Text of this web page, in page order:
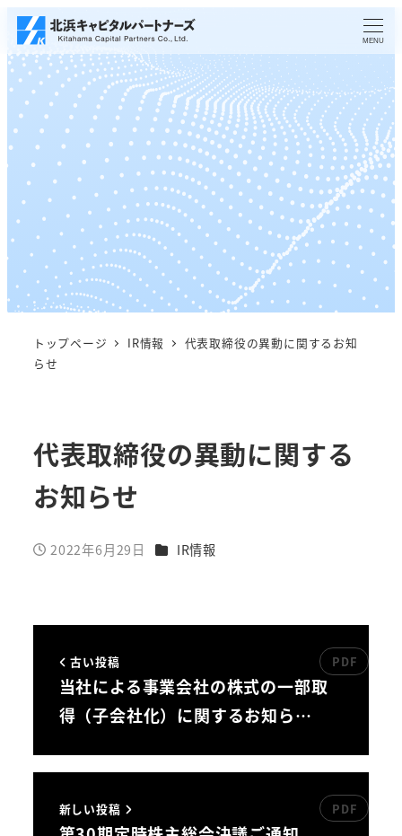
メ
イ
ン
コ
ン
テ
ン
へ
移
MENU
トップページ IR情報
代表取締役の異動に関するお知
らせ
代表取締役の異動に関する
お知らせ
投稿日
2022年6月29日 カテゴリー
IR情報
古い投稿
当社による事業会社の株式の一部取
得（子会社化）に関するお知ら…
新しい投稿